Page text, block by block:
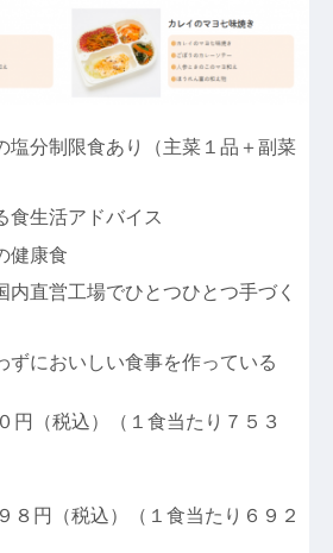
塩分制限食あり（主菜１品＋副菜
食生活アドバイス
健康食
内直営工場でひとつひとつ手づく
ずにおいしい食事を作っている
円（税込）（１食当たり７５３
８円（税込）（１食当たり６９２